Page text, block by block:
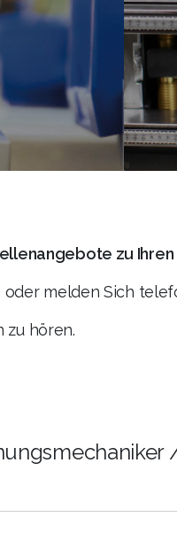
zu Ihren
oder melden Sich
zu hören.